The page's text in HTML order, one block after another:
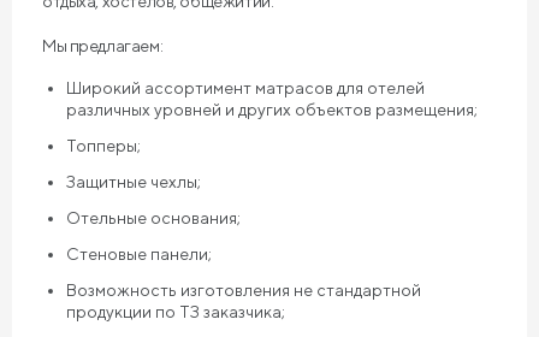
Мы предлагаем:
Широкий ассортимент матрасов для отелей
различных уровней и других объектов размещения;
Топперы;
Защитные чехлы;
Отельные основания;
Стеновые панели;
Возможность изготовления не стандартной
продукции по ТЗ заказчика;